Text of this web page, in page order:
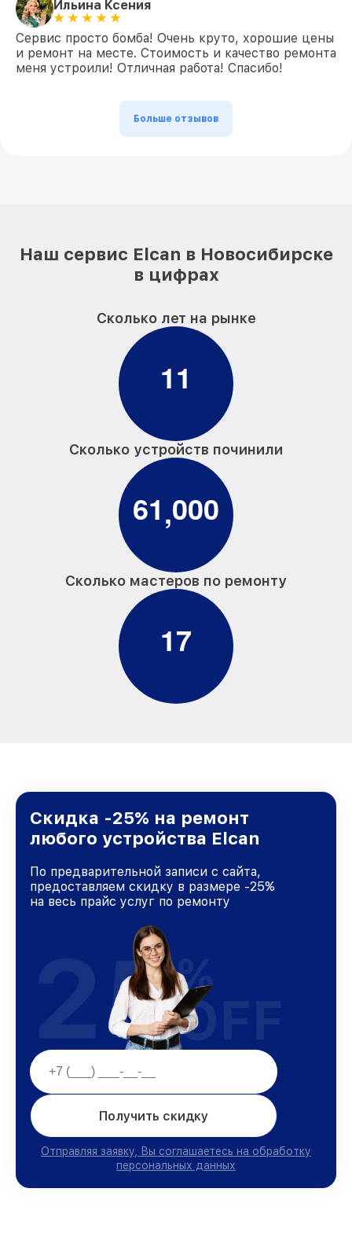
Ильина Ксения
Сервис просто бомба! Очень круто, хорошие цены
и ремонт на месте. Стоимость и качество ремонта
меня устроили! Отличная работа! Спасибо!
Больше отзывов
Наш сервис Elcan в Новосибирске
в цифрах
Сколько лет на рынке
11
Сколько устройств починили
61,000
Сколько мастеров по ремонту
17
Скидка -25% на ремонт
любого устройства Elcan
По предварительной записи с сайта,
предоставляем скидку в размере -25%
на весь прайс услуг по ремонту
Получить скидку
Отправляя заявку, Вы соглашаетесь на обработку
персональных данных
25%
OFF